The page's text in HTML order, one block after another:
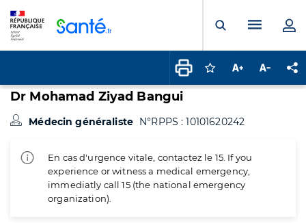
Ouvrir laMenu
Connectez-vous
Augmenter la
Dr Mohamad Ziyad Bangui
Médecin généraliste N°RPPS : 10101620242
En cas d'urgence vitale, contactez le 15. If you
experience or witness a medical emergency,
immediatly call 15 (the national emergency
organization).